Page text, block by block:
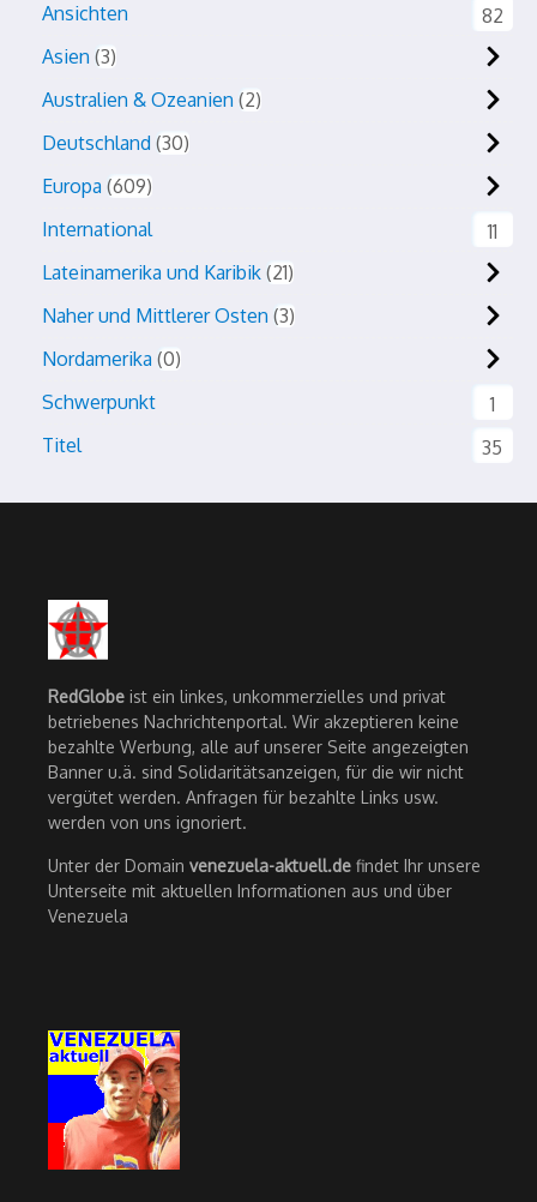
Ansichten
82
Asien 3
Australien & Ozeanien 2
Deutschland 30
Europa 609
International
11
Lateinamerika und Karibik 21
Naher und Mittlerer Osten 3
Nordamerika 0
Schwerpunkt
1
Titel
35
RedGlobe ist ein linkes, unkommerzielles und privat
betriebenes Nachrichtenportal. Wir akzeptieren keine
bezahlte Werbung, alle auf unserer Seite angezeigten
Banner u.ä. sind Solidaritätsanzeigen, für die wir nicht
vergütet werden. Anfragen für bezahlte Links usw.
werden von uns ignoriert.
Unter der Domain venezuela-aktuell.de findet Ihr unsere
Unterseite mit aktuellen Informationen aus und über
Venezuela